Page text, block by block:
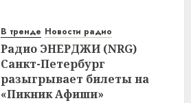
В тренде Новости радио
Радио ЭНЕРДЖИ (NRG)
Санкт-Петербург
разыгрывает билеты на
«Пикник Афиши»